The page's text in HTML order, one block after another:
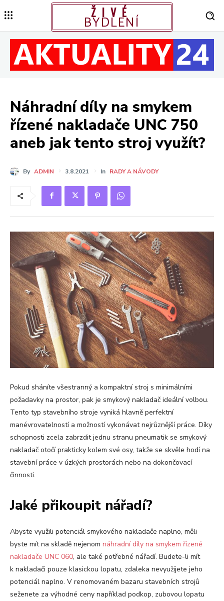
ŽIVÉ
BYDLENÍ
Náhradní díly na smykem
řízené nakladače UNC 750
aneb jak tento stroj využít?
By ADMIN 3.8.2021 In RADY A NÁVODY
Pokud sháníte všestranný a kompaktní stroj s minimálními
požadavky na prostor, pak je smykový nakladač ideální volbou.
Tento typ stavebního stroje vyniká hlavně perfektní
manévrovatelností a možností vykonávat nejrůznější práce. Díky
schopnosti zcela zabrzdit jednu stranu pneumatik se smykový
nakladač otočí prakticky kolem své osy, takže se skvěle hodí na
stavební práce v úzkých prostorách nebo na dokončovací
činnosti.
Jaké přikoupit nářadí?
Abyste využili potenciál smykového nakladače naplno, měli
byste mít na skladě nejenom náhradní díly na smykem řízené
nakladače UNC 060, ale také potřebné nářadí. Budete-li mít
k nakladači pouze klasickou lopatu, zdaleka nevyužijete jeho
potenciál naplno. V renomovaném bazaru stavebních strojů
seženete za výhodné ceny například podkop, zubovou lopatu